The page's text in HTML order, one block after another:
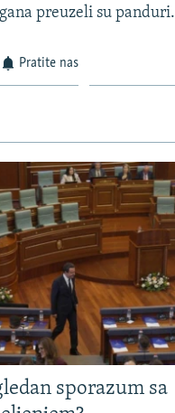
JUGOSLAVIJEpreuzeli su panduri.
Pratite nas
sporazum sa